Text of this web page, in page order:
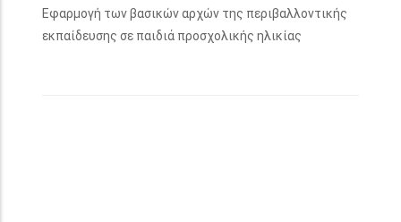
Εφαρμογή των βασικών αρχών της περιβαλλοντικής
εκπαίδευσης σε παιδιά προσχολικής ηλικίας